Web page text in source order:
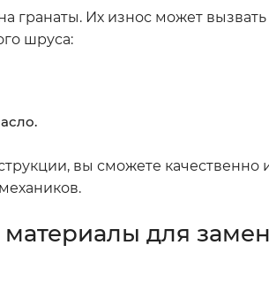
гранаты. Их износ может
шруса:
вы сможете качественно
для